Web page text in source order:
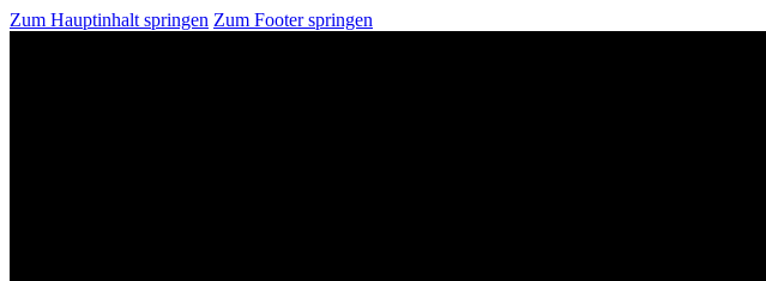
Zum Hauptinhalt springen Zum Footer springen